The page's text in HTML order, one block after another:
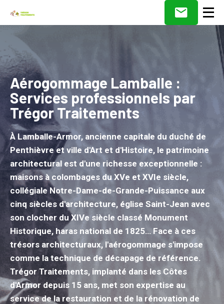
Aérogommage Lamballe :
Services professionnels par
Trégor Traitements
À Lamballe-Armor, ancienne capitale du duché de
Penthièvre et ville d'Art et d'Histoire, le patrimoine
architectural est d'une richesse exceptionnelle :
maisons à colombages du XVe et XVIe siècle,
collégiale Notre-Dame-de-Grande-Puissance aux
cinq siècles d'architecture, église Saint-Jean avec
son clocher du XIVe siècle classé Monument
Historique, haras national de 1825… Face à ces
trésors architecturaux, l'aérogommage s'impose
comme la technique de décapage de référence.
Trégor Traitements, implanté dans les Côtes
d'Armor depuis 15 ans, met son expertise au
service de la restauration et de la rénovation de